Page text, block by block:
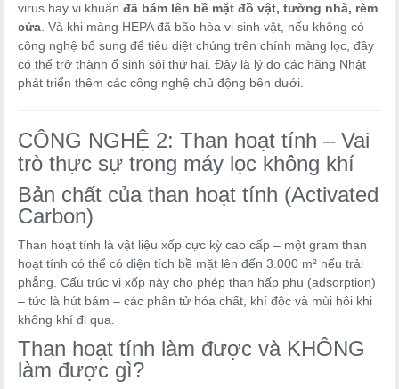
virus hay vi khuẩn đã bám lên bề mặt đồ vật, tường nhà, rèm
cửa . Và khi màng HEPA đã bão hòa vi sinh vật, nếu không có
công nghệ bổ sung để tiêu diệt chúng trên chính màng lọc, đây
có thể trở thành ổ sinh sôi thứ hai. Đây là lý do các hãng Nhật
phát triển thêm các công nghệ chủ động bên dưới.
CÔNG NGHỆ 2: Than hoạt tính – Vai
trò thực sự trong máy lọc không khí
Bản chất của than hoạt tính (Activated
Carbon)
Than hoạt tính là vật liệu xốp cực kỳ cao cấp – một gram than
hoạt tính có thể có diện tích bề mặt lên đến 3.000 m² nếu trải
phẳng. Cấu trúc vi xốp này cho phép than hấp phụ (adsorption)
– tức là hút bám – các phân tử hóa chất, khí độc và mùi hôi khi
không khí đi qua.
Than hoạt tính làm được và KHÔNG
làm được gì?